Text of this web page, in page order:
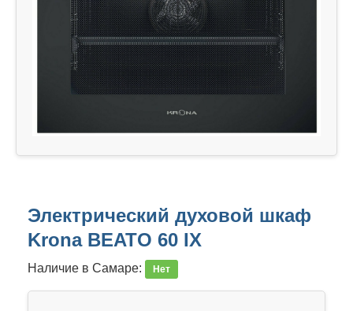
Электрический духовой шкаф
Krona BEATO 60 IX
Наличие в Самаре: Нет